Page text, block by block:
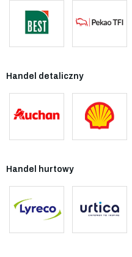
Handel detaliczny
Handel hurtowy